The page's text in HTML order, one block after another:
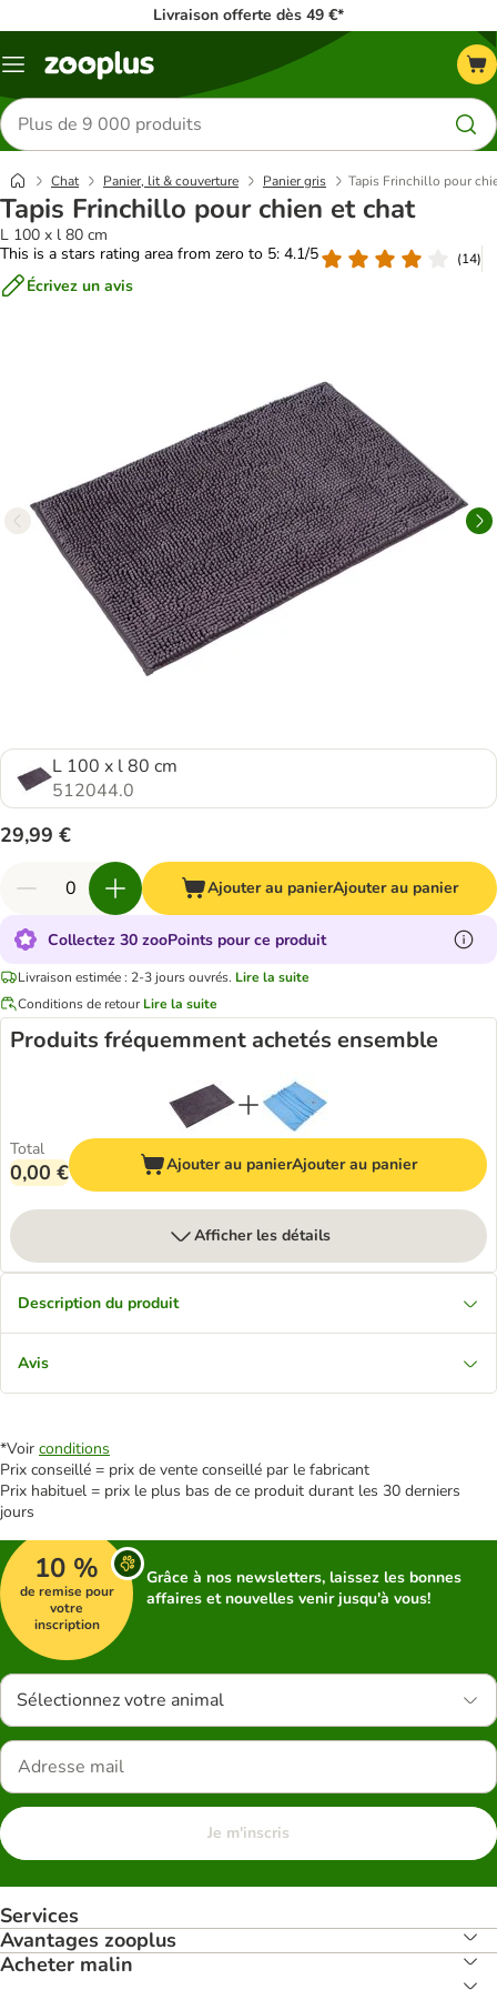
Livraison offerte dès 49 €*
Menu
Rechercher
des
produits
Chat Panier, lit & couverture Panier gris Tapis Frinchillo pour
Tapis Frinchillo pour chien et chat
L 100 x l 80 cm
This is a stars rating area from zero to 5: 4.1/5
(14)
Écrivez un avis
L 100 x l 80 cm
512044.0
29,99 €
Ajouter au panierAjouter au panier
Collectez 30 zooPoints pour ce produit
Livraison estimée : 2-3 jours ouvrés. Lire la suite
Conditions de retour Lire la suite
Produits fréquemment achetés ensemble
Total
0,00 € Ajouter au panierAjouter au panier
Afficher les détails
Description du produit
Avis
*Voir conditions
Prix conseillé = prix de vente conseillé par le fabricant
Prix habituel = prix le plus bas de ce produit durant les 30 derniers
jours
10 %
de remise pour
votre
inscription
Grâce à nos newsletters, laissez les bonnes
affaires et nouvelles venir jusqu'à vous!
Sélectionnez votre animal
Je m'inscris
Services
Avantages zooplus
Acheter malin